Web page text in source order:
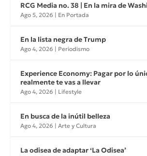
RCG Media no. 38 | En la mira de
Ago 5, 2026 | En Portada
En la lista negra de Trump
Ago 4, 2026 | Periodismo
Experience Economy: Pagar por lo
realmente te vas a llevar
Ago 4, 2026 | Lifestyle
En busca de la inútil belleza
Ago 4, 2026 |Arte y Cultura
La odisea de adaptar ‘La Odisea’